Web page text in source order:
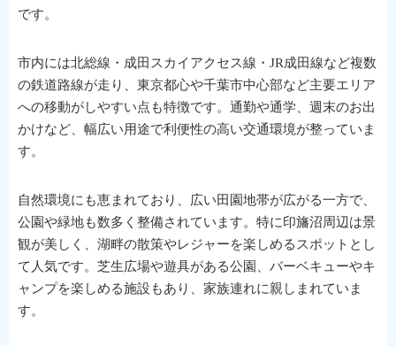
です。
市内には北総線・成田スカイアクセス線・JR成田線など複数
の鉄道路線が走り、東京都心や千葉市中心部など主要エリア
への移動がしやすい点も特徴です。通勤や通学、週末のお出
かけなど、幅広い用途で利便性の高い交通環境が整っていま
す。
自然環境にも恵まれており、広い田園地帯が広がる一方で、
公園や緑地も数多く整備されています。特に印旛沼周辺は景
観が美しく、湖畔の散策やレジャーを楽しめるスポットとし
て人気です。芝生広場や遊具がある公園、バーベキューやキ
ャンプを楽しめる施設もあり、家族連れに親しまれていま
す。